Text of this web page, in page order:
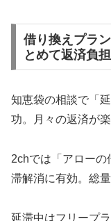
借り換えプラ
とめて返済負
知恵袋の相談で「
功。月々の返済が
2chでは「アローの
滞解消に有効。総
延滞中はフリープ